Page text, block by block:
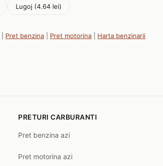
Lugoj (4.64 lei)
Pret benzina Pret motorina Harta benzinarii
PRETURI CARBURANTI
Pret benzina azi
Pret motorina azi